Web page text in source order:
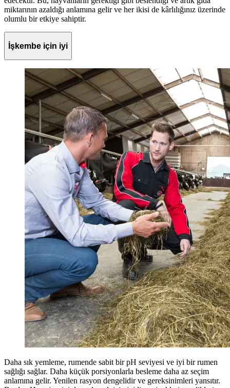
miktarının azaldığı anlamına gelir ve her ikisi de kârlılığınız üzerinde
olumlu bir etkiye sahiptir.
İşkembe için iyi
Daha sık yemleme, rumende sabit bir pH seviyesi ve iyi bir rumen
sağlığı sağlar. Daha küçük porsiyonlarla besleme daha az seçim
anlamına gelir. Yenilen rasyon dengelidir ve gereksinimleri yansıtır.